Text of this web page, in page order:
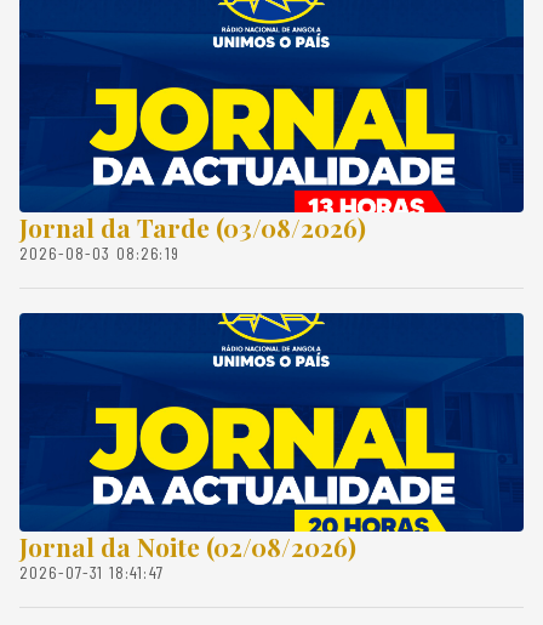
Jornal da Tarde (03/08/2026)
2026-08-03 08:26:19
Jornal da Noite (02/08/2026)
2026-07-31 18:41:47